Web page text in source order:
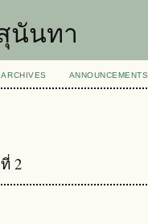
นันทา
ARCHIVES ANNOUNCEMENTS
2